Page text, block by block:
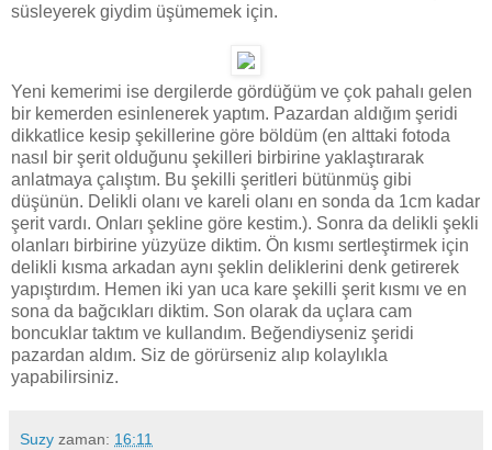
süsleyerek giydim üşümemek için.
Yeni kemerimi ise dergilerde gördüğüm ve çok pahalı gelen
bir kemerden esinlenerek yaptım. Pazardan aldığım şeridi
dikkatlice kesip şekillerine göre böldüm (en alttaki fotoda
nasıl bir şerit olduğunu şekilleri birbirine yaklaştırarak
anlatmaya çalıştım. Bu şekilli şeritleri bütünmüş gibi
düşünün. Delikli olanı ve kareli olanı en sonda da 1cm kadar
şerit vardı. Onları şekline göre kestim.). Sonra da delikli şekli
olanları birbirine yüzyüze diktim. Ön kısmı sertleştirmek için
delikli kısma arkadan aynı şeklin deliklerini denk getirerek
yapıştırdım. Hemen iki yan uca kare şekilli şerit kısmı ve en
sona da bağcıkları diktim. Son olarak da uçlara cam
boncuklar taktım ve kullandım. Beğendiyseniz şeridi
pazardan aldım. Siz de görürseniz alıp kolaylıkla
yapabilirsiniz.
Suzy zaman: 16:11